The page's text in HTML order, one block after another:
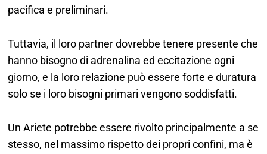
pacifica e preliminari.
Tuttavia, il loro partner dovrebbe tenere presente che
hanno bisogno di adrenalina ed eccitazione ogni
giorno, e la loro relazione può essere forte e duratura
solo se i loro bisogni primari vengono soddisfatti.
Un Ariete potrebbe essere rivolto principalmente a se
stesso, nel massimo rispetto dei propri confini, ma è